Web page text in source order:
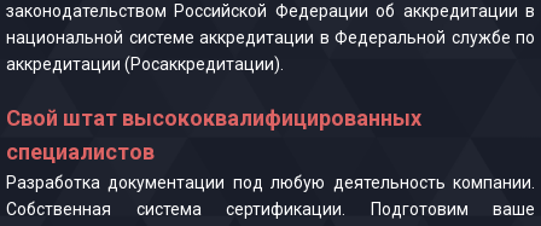
законодательством Российской Федерации об аккредитации в
национальной системе аккредитации в Федеральной службе по
аккредитации (Росаккредитации).
Свой штат высококвалифицированных
специалистов
Разработка документации под любую деятельность компании.
Собственная система сертификации. Подготовим ваше